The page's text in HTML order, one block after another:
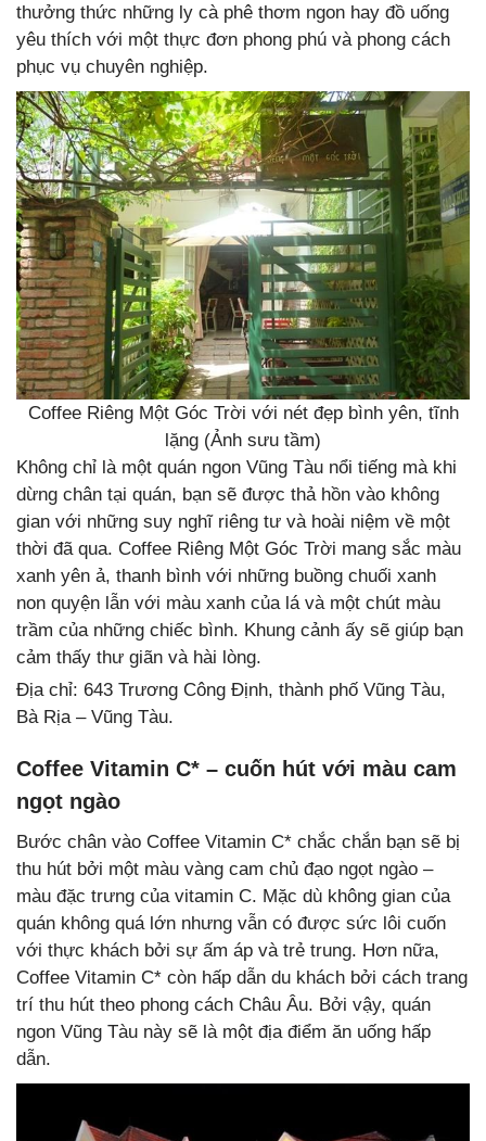
thưởng thức những ly cà phê thơm ngon hay đồ uống
yêu thích với một thực đơn phong phú và phong cách
phục vụ chuyên nghiệp.
Coffee Riêng Một Góc Trời với nét đẹp bình yên, tĩnh
lặng (Ảnh sưu tầm)
Không chỉ là một quán ngon Vũng Tàu nổi tiếng mà khi
dừng chân tại quán, bạn sẽ được thả hồn vào không
gian với những suy nghĩ riêng tư và hoài niệm về một
thời đã qua. Coffee Riêng Một Góc Trời mang sắc màu
xanh yên ả, thanh bình với những buồng chuối xanh
non quyện lẫn với màu xanh của lá và một chút màu
trầm của những chiếc bình. Khung cảnh ấy sẽ giúp bạn
cảm thấy thư giãn và hài lòng.
Địa chỉ: 643 Trương Công Định, thành phố Vũng Tàu,
Bà Rịa – Vũng Tàu.
Coffee Vitamin C* – cuốn hút với màu cam
ngọt ngào
Bước chân vào Coffee Vitamin C* chắc chắn bạn sẽ bị
thu hút bởi một màu vàng cam chủ đạo ngọt ngào –
màu đặc trưng của vitamin C. Mặc dù không gian của
quán không quá lớn nhưng vẫn có được sức lôi cuốn
với thực khách bởi sự ấm áp và trẻ trung. Hơn nữa,
Coffee Vitamin C* còn hấp dẫn du khách bởi cách trang
trí thu hút theo phong cách Châu Âu. Bởi vậy, quán
ngon Vũng Tàu này sẽ là một địa điểm ăn uống hấp
dẫn.